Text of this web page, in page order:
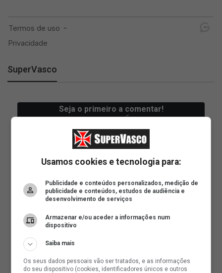
SuperVasco
Usamos cookies e tecnologia para:
Publicidade e conteúdos personalizados, medição de
publicidade e conteúdos, estudos de audiência e
desenvolvimento de serviços
Armazenar e/ou aceder a informações num
dispositivo
Saiba mais
Os seus dados pessoais vão ser tratados, e as informações
do seu dispositivo (cookies, identificadores únicos e outros